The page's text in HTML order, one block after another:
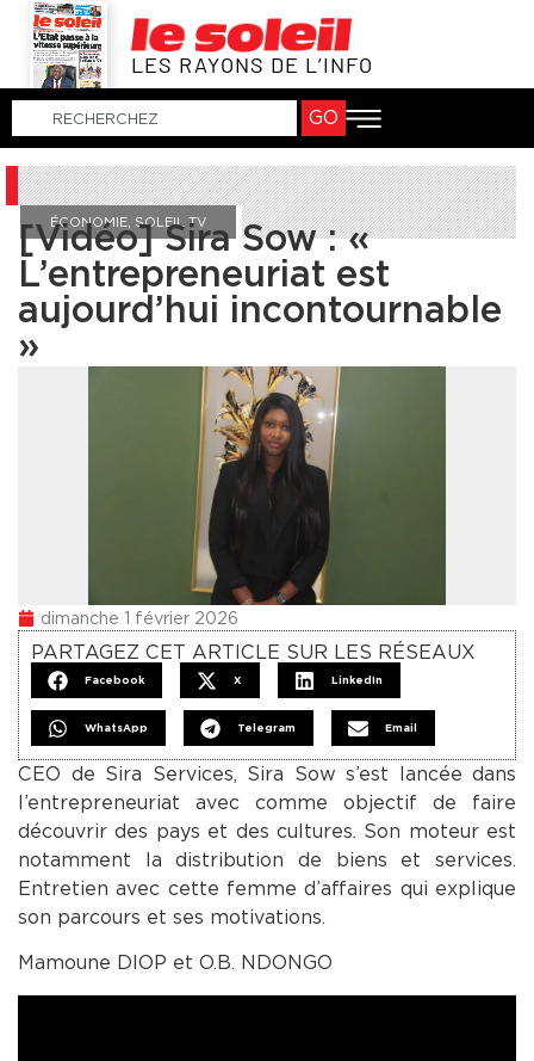
LES RAYONS DE L’INFO
GO
ÉCONOMIE, SOLEIL TV
[Vidéo] Sira Sow : «
L’entrepreneuriat est
aujourd’hui incontournable
»
dimanche 1 février 2026
PARTAGEZ CET ARTICLE SUR LES RÉSEAUX
Facebook X LinkedIn
WhatsApp Telegram Email
CEO de Sira Services, Sira Sow s’est lancée dans
l’entrepreneuriat avec comme objectif de faire
découvrir des pays et des cultures. Son moteur est
notamment la distribution de biens et services.
Entretien avec cette femme d’affaires qui explique
son parcours et ses motivations.
Mamoune DIOP et O.B. NDONGO